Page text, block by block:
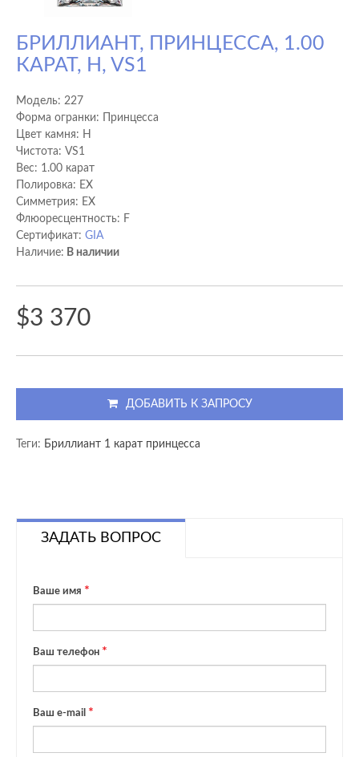
БРИЛЛИАНТ, ПРИНЦЕССА, 1.00
КАРАТ, H, VS1
Модель: 227
Форма огранки: Принцесса
Цвет камня: H
Чистота: VS1
Вес: 1.00 карат
Полировка: EX
Cимметрия: EX
Флюоресцентность: F
Сертификат: GIA
Наличие: В наличии
$3 370
ДОБАВИТЬ К ЗАПРОСУ
Теги: Бриллиант 1 карат принцесса
ЗАДАТЬ ВОПРОС
Ваше имя
Ваш телефон
Ваш e-mail